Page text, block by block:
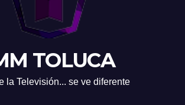
TOLUCA
la Televisión... se ve diferente